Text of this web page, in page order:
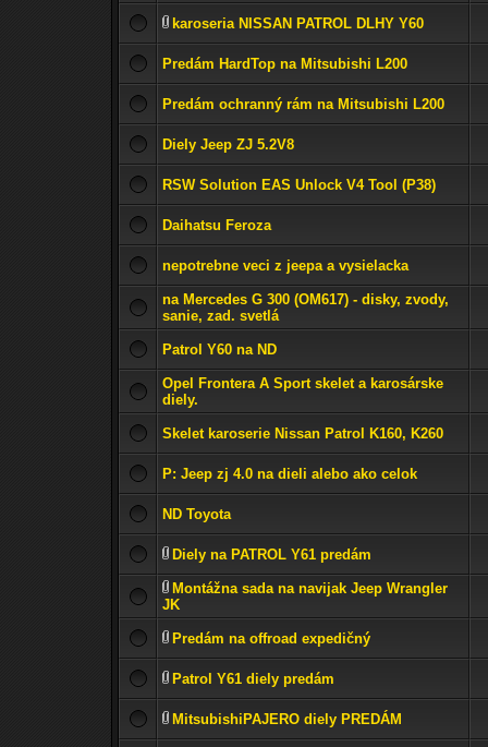
karoseria NISSAN PATROL DLHY Y60
Predám HardTop na Mitsubishi L200
Predám ochranný rám na Mitsubishi L200
Diely Jeep ZJ 5.2V8
RSW Solution EAS Unlock V4 Tool (P38)
Daihatsu Feroza
nepotrebne veci z jeepa a vysielacka
na Mercedes G 300 (OM617) - disky, zvody,
sanie, zad. svetlá
Patrol Y60 na ND
Opel Frontera A Sport skelet a karosárske
diely.
Skelet karoserie Nissan Patrol K160, K260
P: Jeep zj 4.0 na dieli alebo ako celok
ND Toyota
Diely na PATROL Y61 predám
Montážna sada na navijak Jeep Wrangler
JK
Predám na offroad expedičný
Patrol Y61 diely predám
MitsubishiPAJERO diely PREDÁM